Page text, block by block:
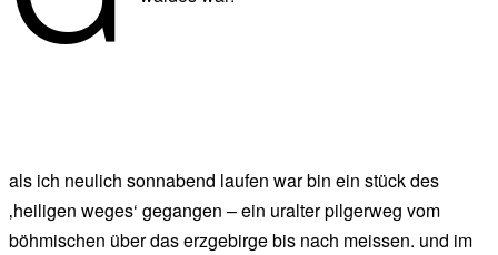
als ich neulich sonnabend laufen war bin ein stück des
‚heiligen weges‘ gegangen – ein uralter pilgerweg vom
böhmischen über das erzgebirge bis nach meissen. und im